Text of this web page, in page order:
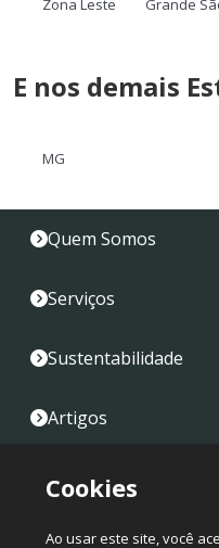
Zona Leste Grande
E nos demais
MG
Quem Somos
Serviços
Sustentabilidade
Artigos
Fale Conosco
Mapa do Site
Cookies
Ao usar este site, você